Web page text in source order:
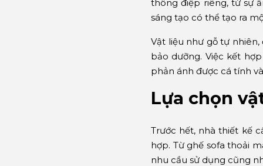
thông điệp riêng, từ sự
sáng tạo có thể tạo ra
Vật liệu như gỗ tự
bảo dưỡng. Việc kết
phản ánh được cá tính
Lựa chọn
Trước hết, nhà thiết kế
hợp. Từ ghế sofa thoải
nhu cầu sử dụng cũng